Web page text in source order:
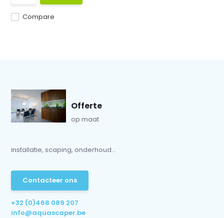
Compare
Offerte
op maat
installatie, scaping, onderhoud...
Contacteer ons
+32 (0)468 089 207
info@aquascaper.be